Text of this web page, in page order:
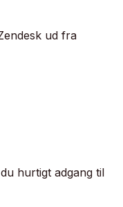
ud fra
hurtigt adgang til